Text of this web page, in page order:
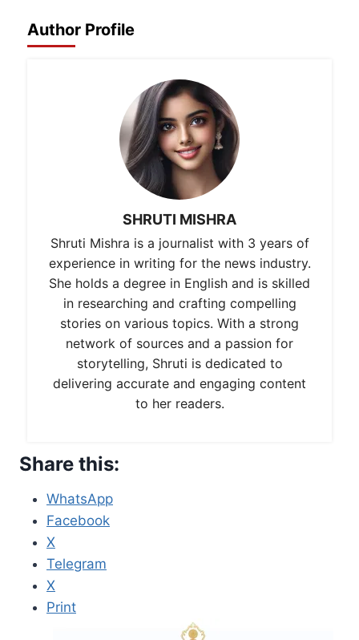
Author Profile
SHRUTI MISHRA
Shruti Mishra is a journalist with 3 years of
experience in writing for the news industry.
She holds a degree in English and is skilled
in researching and crafting compelling
stories on various topics. With a strong
network of sources and a passion for
storytelling, Shruti is dedicated to
delivering accurate and engaging content
to her readers.
Share this:
WhatsApp
Facebook
X
Telegram
X
Print